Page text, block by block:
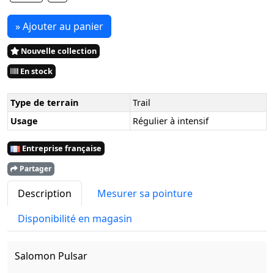
» Ajouter au panier
Nouvelle collection
En stock
Type de terrain
Trail
Usage
Régulier à intensif
Entreprise française
Partager
Description
Mesurer sa pointure
Disponibilité en magasin
Salomon Pulsar